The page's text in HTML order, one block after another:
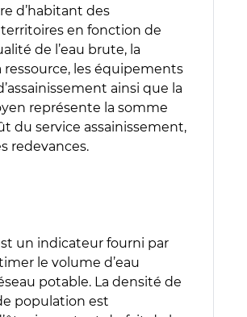
d’habitant des
territoires en fonction de
de l’eau brute, la
les équipements
ainsi que la
représente la somme
du service assainissement,
redevances.
un indicateur fourni par
le volume d’eau
potable. La densité de
population est